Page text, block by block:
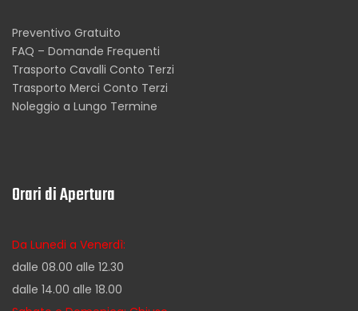
Preventivo Gratuito
FAQ – Domande Frequenti
Trasporto Cavalli Conto Terzi
Trasporto Merci Conto Terzi
Noleggio a Lungo Termine
Orari di Apertura
Da Lunedi a Venerdì:
dalle 08.00 alle 12.30
dalle 14.00 alle 18.00